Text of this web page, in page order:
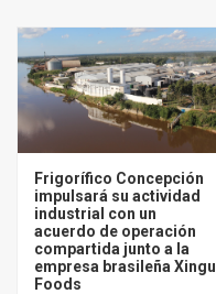
Frigorífico Concepción
impulsará su actividad
industrial con un
acuerdo de operación
compartida junto a la
empresa brasileña Xingu
Foods